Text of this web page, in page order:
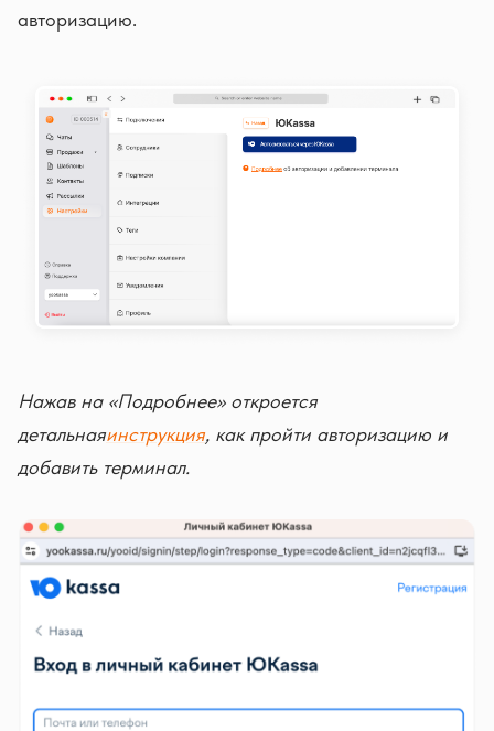
авторизацию.
Нажав на «Подробнее» откроется
детальнаяинструкция, как пройти авторизацию и
добавить терминал.